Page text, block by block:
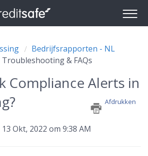
Bedrijfsrapporten - NL
Troubleshooting & FAQs
Compliance Alerts in
Afdrukken
Okt, 2022 om 9:38 AM